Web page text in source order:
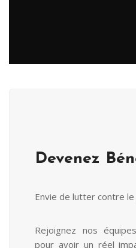
Devenez
Envie de lutter contre
Rejoignez nos
pour avoir un réel